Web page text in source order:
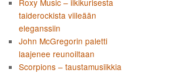
Roxy Music – ilkikurisesta
taiderockista viileään
eleganssiin
John McGregorin paletti
laajenee reunoiltaan
Scorpions – taustamusiikkia